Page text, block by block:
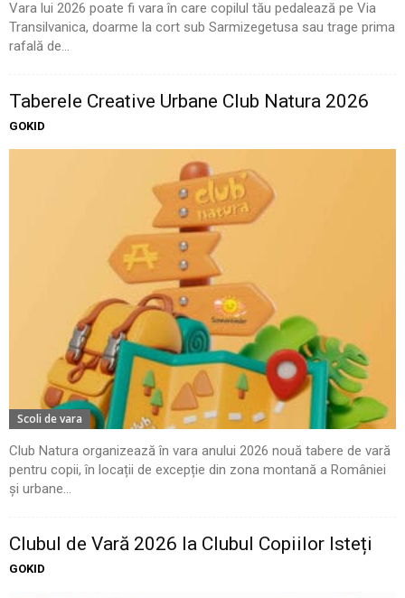
Vara lui 2026 poate fi vara în care copilul tău pedalează pe Via
Transilvanica, doarme la cort sub Sarmizegetusa sau trage prima
rafală de...
Taberele Creative Urbane Club Natura 2026
GOKID
Scoli de vara
Club Natura organizează în vara anului 2026 nouă tabere de vară
pentru copii, în locații de excepție din zona montană a României
și urbane...
Clubul de Vară 2026 la Clubul Copiilor Isteți
GOKID